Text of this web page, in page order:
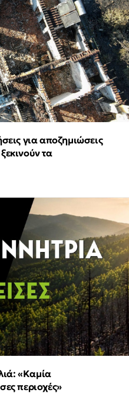
για αποζημιώσεις
τα
«Καμία
περιοχές»